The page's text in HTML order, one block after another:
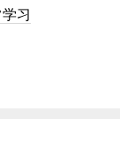
习